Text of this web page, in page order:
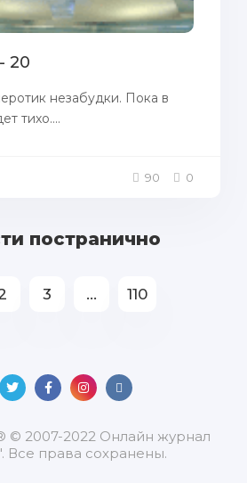
20
незабудки. Пока в
тихо....
90 0
постранично
3 ... 110
© 2007-2022 Онлайн журнал
Все права сохранены.